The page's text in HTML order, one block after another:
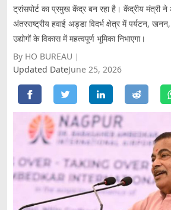
ट्रांसपोर्ट का प्रमुख केंद्र बन रहा है। केंद्रीय मंत्री
अंतरराष्ट्रीय हवाई अड्डा विदर्भ क्षेत्र में पर्यटन,
उद्योगों के विकास में महत्वपूर्ण भूमिका निभाएगा।
By HO BUREAU
Updated DateJune 25, 2026